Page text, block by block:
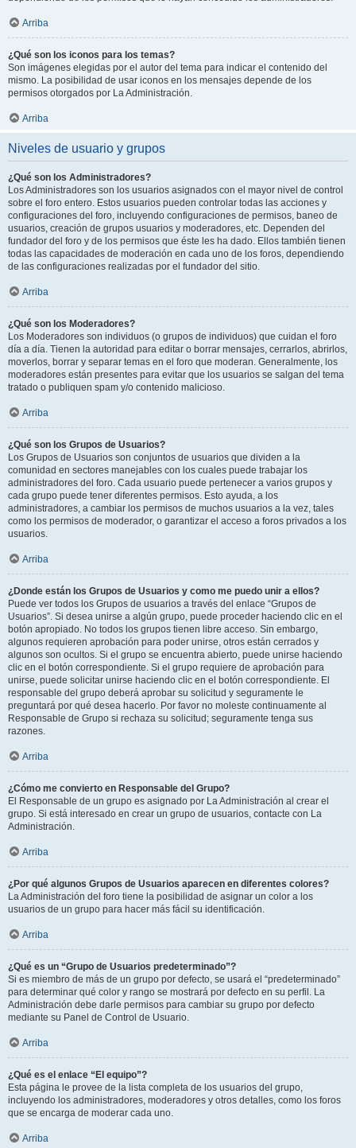
Arriba
¿Qué son los iconos para los temas?
Son imágenes elegidas por el autor del tema para indicar el contenido del
mismo. La posibilidad de usar iconos en los mensajes depende de los
permisos otorgados por La Administración.
Arriba
Niveles de usuario y grupos
¿Qué son los Administradores?
Los Administradores son los usuarios asignados con el mayor nivel de control
sobre el foro entero. Estos usuarios pueden controlar todas las acciones y
configuraciones del foro, incluyendo configuraciones de permisos, baneo de
usuarios, creación de grupos usuarios y moderadores, etc. Dependen del
fundador del foro y de los permisos que éste les ha dado. Ellos también tienen
todas las capacidades de moderación en cada uno de los foros, dependiendo
de las configuraciones realizadas por el fundador del sitio.
Arriba
¿Qué son los Moderadores?
Los Moderadores son individuos (o grupos de individuos) que cuidan el foro
día a día. Tienen la autoridad para editar o borrar mensajes, cerrarlos, abrirlos,
moverlos, borrar y separar temas en el foro que moderan. Generalmente, los
moderadores están presentes para evitar que los usuarios se salgan del tema
tratado o publiquen spam y/o contenido malicioso.
Arriba
¿Qué son los Grupos de Usuarios?
Los Grupos de Usuarios son conjuntos de usuarios que dividen a la
comunidad en sectores manejables con los cuales puede trabajar los
administradores del foro. Cada usuario puede pertenecer a varios grupos y
cada grupo puede tener diferentes permisos. Esto ayuda, a los
administradores, a cambiar los permisos de muchos usuarios a la vez, tales
como los permisos de moderador, o garantizar el acceso a foros privados a los
usuarios.
Arriba
¿Donde están los Grupos de Usuarios y como me puedo unir a ellos?
Puede ver todos los Grupos de usuarios a través del enlace “Grupos de
Usuarios”. Si desea unirse a algún grupo, puede proceder haciendo clic en el
botón apropiado. No todos los grupos tienen libre acceso. Sin embargo,
algunos requieren aprobación para poder unirse, otros están cerrados y
algunos son ocultos. Si el grupo se encuentra abierto, puede unirse haciendo
clic en el botón correspondiente. Si el grupo requiere de aprobación para
unirse, puede solicitar unirse haciendo clic en el botón correspondiente. El
responsable del grupo deberá aprobar su solicitud y seguramente le
preguntará por qué desea hacerlo. Por favor no moleste continuamente al
Responsable de Grupo si rechaza su solicitud; seguramente tenga sus
razones.
Arriba
¿Cómo me convierto en Responsable del Grupo?
El Responsable de un grupo es asignado por La Administración al crear el
grupo. Si está interesado en crear un grupo de usuarios, contacte con La
Administración.
Arriba
¿Por qué algunos Grupos de Usuarios aparecen en diferentes colores?
La Administración del foro tiene la posibilidad de asignar un color a los
usuarios de un grupo para hacer más fácil su identificación.
Arriba
¿Qué es un “Grupo de Usuarios predeterminado”?
Si es miembro de más de un grupo por defecto, se usará el “predeterminado”
para determinar qué color y rango se mostrará por defecto en su perfil. La
Administración debe darle permisos para cambiar su grupo por defecto
mediante su Panel de Control de Usuario.
Arriba
¿Qué es el enlace “El equipo”?
Esta página le provee de la lista completa de los usuarios del grupo,
incluyendo los administradores, moderadores y otros detalles, como los foros
que se encarga de moderar cada uno.
Arriba